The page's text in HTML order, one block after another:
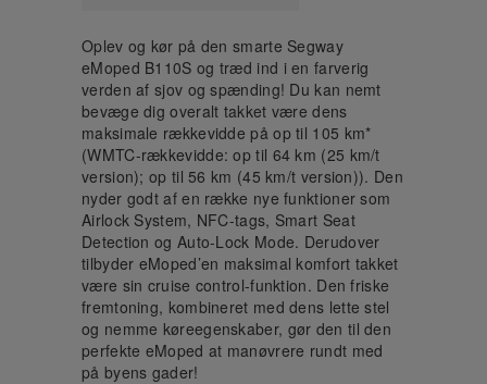
Oplev og kør på den smarte Segway
eMoped B110S og træd ind i en farverig
verden af sjov og spænding! Du kan nemt
bevæge dig overalt takket være dens
maksimale rækkevidde på op til 105 km*
(WMTC-rækkevidde: op til 64 km (25 km/t
version); op til 56 km (45 km/t version)). Den
nyder godt af en række nye funktioner som
Airlock System, NFC-tags, Smart Seat
Detection og Auto-Lock Mode. Derudover
tilbyder eMoped’en maksimal komfort takket
være sin cruise control-funktion. Den friske
fremtoning, kombineret med dens lette stel
og nemme køreegenskaber, gør den til den
perfekte eMoped at manøvrere rundt med
på byens gader!